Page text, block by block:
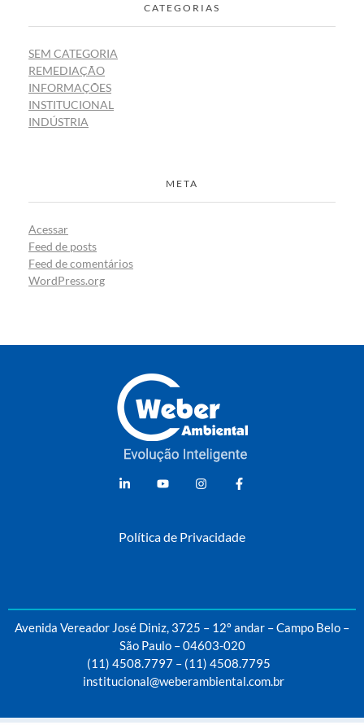
CATEGORIAS
SEM CATEGORIA
REMEDIAÇÃO
INFORMAÇÕES
INSTITUCIONAL
INDÚSTRIA
META
Acessar
Feed de posts
Feed de comentários
WordPress.org
Política de Privacidade
Avenida Vereador José Diniz, 3725 – 12º andar – Campo Belo –
São Paulo – 04603-020
(11) 4508.7797– (11) 4508.7795
institucional@weberambiental.com.br